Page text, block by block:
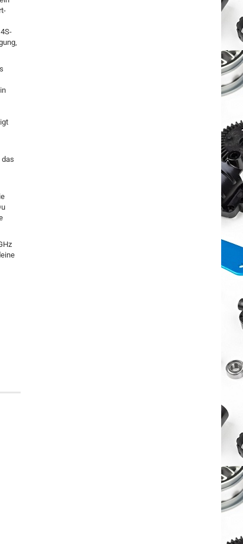
das